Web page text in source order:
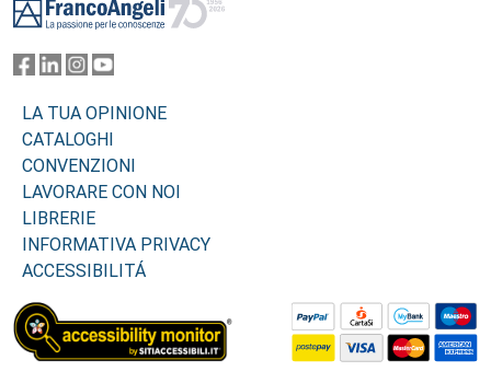
LA TUA OPINIONE
CATALOGHI
CONVENZIONI
LAVORARE CON NOI
LIBRERIE
INFORMATIVA PRIVACY
ACCESSIBILITÁ